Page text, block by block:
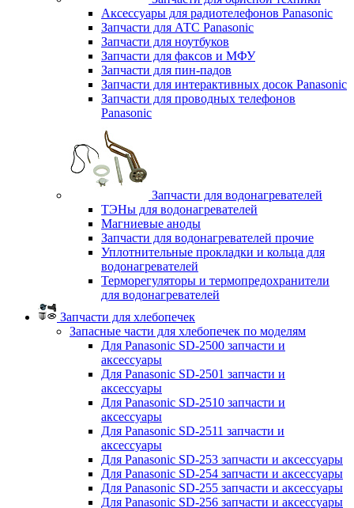
Аксессуары для радиотелефонов Panasonic
Запчасти для АТС Panasonic
Запчасти для ноутбуков
Запчасти для факсов и МФУ
Запчасти для пин-падов
Запчасти для интерактивных досок Panasonic
Запчасти для проводных телефонов
Panasonic
Запчасти для водонагревателей
ТЭНы для водонагревателей
Магниевые аноды
Запчасти для водонагревателей прочие
Уплотнительные прокладки и кольца для
водонагревателей
Терморегуляторы и термопредохранители
для водонагревателей
Запчасти для хлебопечек
Запасные части для хлебопечек по моделям
Для Panasonic SD-2500 запчасти и
аксессуары
Для Panasonic SD-2501 запчасти и
аксессуары
Для Panasonic SD-2510 запчасти и
аксессуары
Для Panasonic SD-2511 запчасти и
аксессуары
Для Panasonic SD-253 запчасти и аксессуары
Для Panasonic SD-254 запчасти и аксессуары
Для Panasonic SD-255 запчасти и аксессуары
Для Panasonic SD-256 запчасти и аксессуары